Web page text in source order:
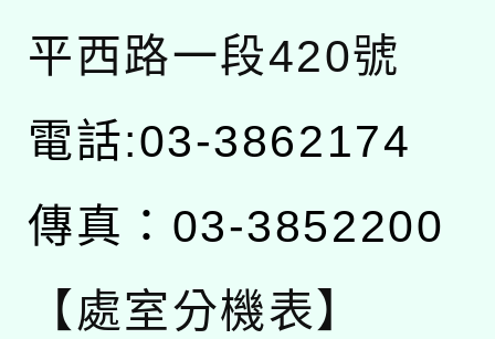
平西路一段420號
電話:03-3862174
傳真：03-3852200
【處室分機表】